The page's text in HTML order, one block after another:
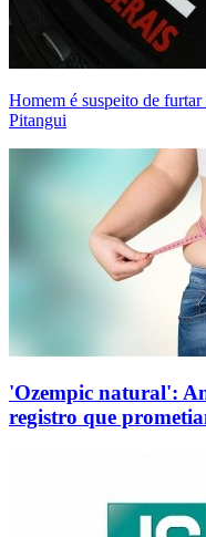
Homem é suspeito de
Pitangui
'Ozempic natural':
registro que